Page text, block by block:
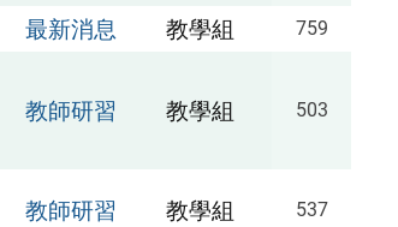
最新消息 教學組 759
教師研習 教學組 503
教師研習 教學組 537